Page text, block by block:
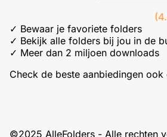
✓ Bewaar je favoriete folders
✓ Bekijk alle folders bij jou in de
✓ Meer dan 2 miljoen downloads
Check de beste aanbiedingen ook
©2025 AlleFolders - Alle rechten